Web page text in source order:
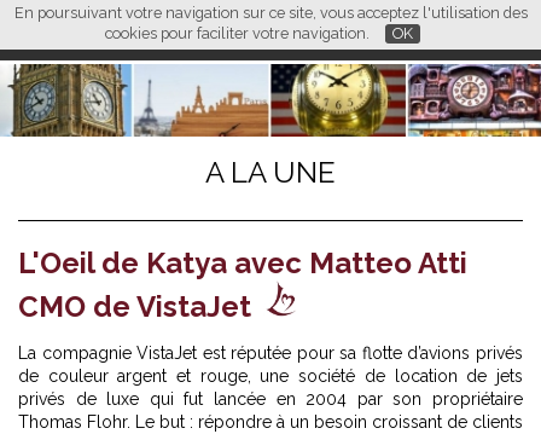
En poursuivant votre navigation sur ce site, vous acceptez l'utilisation des
cookies pour faciliter votre navigation.
OK
FR EN CN
L M
A LA UNE
L'Oeil de Katya avec Matteo Atti
CMO de VistaJet
La compagnie VistaJet est réputée pour sa flotte d’avions privés
de couleur argent et rouge, une société de location de jets
privés de luxe qui fut lancée en 2004 par son propriétaire
Thomas Flohr. Le but : répondre à un besoin croissant de clients